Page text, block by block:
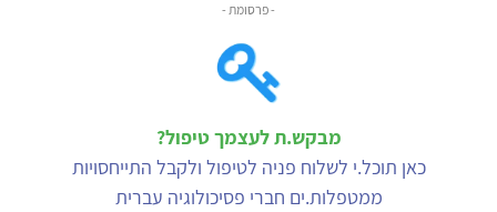
- פרסומת -
מבקש.ת לעצמך טיפול?
כאן תוכל.י לשלוח פניה לטיפול ולקבל התייחסויות
ממטפלות.ים חברי פסיכולוגיה עברית